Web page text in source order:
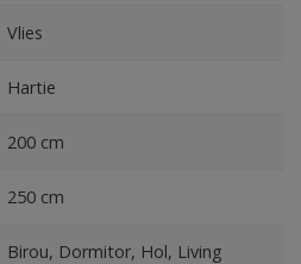
Vlies
Hartie
200 cm
250 cm
Birou, Dormitor, Hol, Living